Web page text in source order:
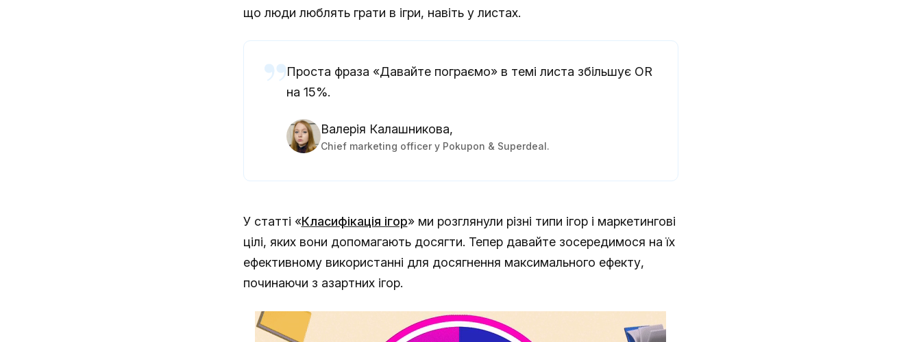
що люди люблять грати в ігри, навіть у листах.
Проста фраза «Давайте пограємо» в темі листа збільшує OR
на 15%.
Валерія Калашникова,
Chief marketing officer у Pokupon & Superdeal.
У статті «Класифікація ігор» ми розглянули різні типи ігор і маркетингові
цілі, яких вони допомагають досягти. Тепер давайте зосередимося на їх
ефективному використанні для досягнення максимального ефекту,
починаючи з азартних ігор.